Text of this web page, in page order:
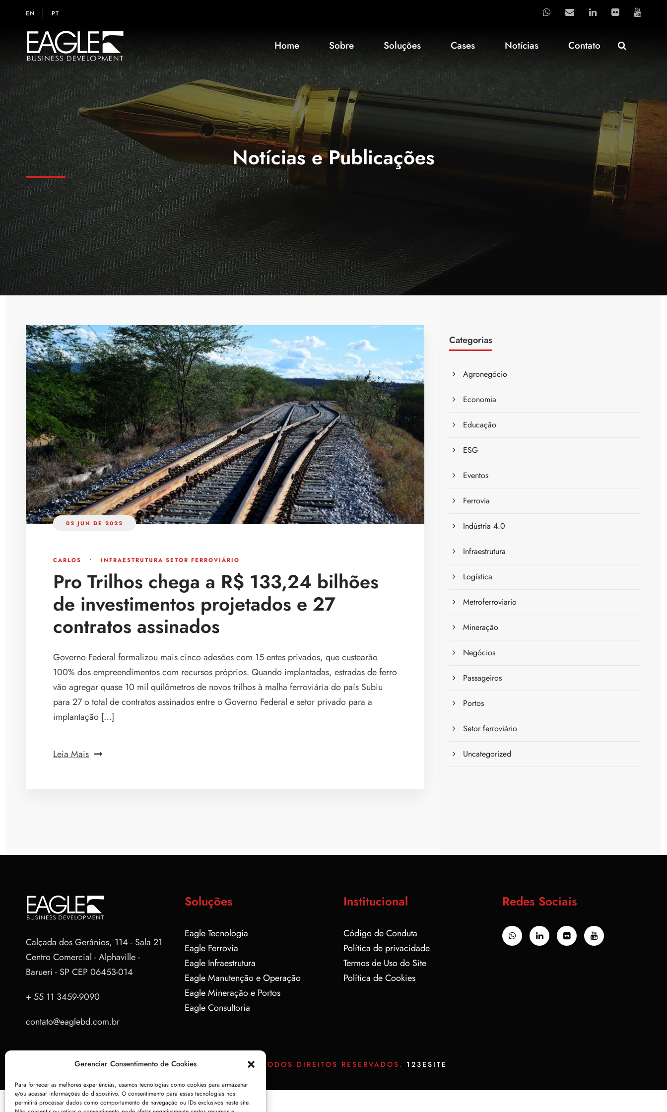
Gerenciar Consentimento de Cookies
Para fornecer as melhores experiências, usamos tecnologias como cookies para armazenar
e/ou acessar informações do dispositivo. O consentimento para essas tecnologias nos
permitirá processar dados como comportamento de navegação ou IDs exclusivos neste site.
EN PT
Home Sobre Soluções Cases Notícias Contato
Notícias e Publicações
02 JUN DE 2022
CARLOS • INFRAESTRUTURA SETOR FERROVIÁRIO
Pro Trilhos chega a R$ 133,24 bilhões
de investimentos projetados e 27
contratos assinados
Governo Federal formalizou mais cinco adesões com 15 entes privados, que custearão
100% dos empreendimentos com recursos próprios. Quando implantadas, estradas de ferro
vão agregar quase 10 mil quilômetros de novos trilhos à malha ferroviária do país Subiu
para 27 o total de contratos assinados entre o Governo Federal e setor privado para a
implantação […]
Leia Mais
Categorias
Agronegócio
Economia
Educação
ESG
Eventos
Ferrovia
Indústria 4.0
Infraestrutura
Logística
Metroferroviario
Mineração
Negócios
Passageiros
Portos
Setor ferroviário
Uncategorized
Calçada dos Gerânios, 114 - Sala 21
Centro Comercial - Alphaville -
Barueri - SP CEP 06453-014
+ 55 11 3459-9090
contato@eaglebd.com.br
Soluções
Eagle Tecnologia
Eagle Ferrovia
Eagle Infraestrutura
Eagle Manutenção e Operação
Eagle Mineração e Portos
Eagle Consultoria
Institucional
Código de Conduta
Política de privacidade
Termos de Uso do Site
Política de Cookies
Redes Sociais
EAGLE © TODOS DIREITOS RESERVADOS. 123ESITE